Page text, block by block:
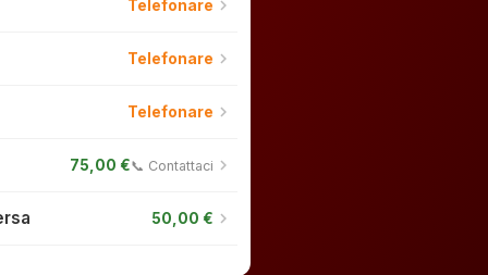
Telefonare chevron_right
Telefonare chevron_right
Telefonare chevron_right
75,00 €📞 Contattaci chevron_right
50,00 € chevron_right